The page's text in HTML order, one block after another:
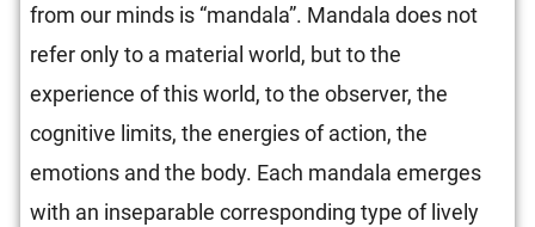
from our minds is “mandala”. Mandala does not
refer only to a material world, but to the
experience of this world, to the observer, the
cognitive limits, the energies of action, the
emotions and the body. Each mandala emerges
with an inseparable corresponding type of lively